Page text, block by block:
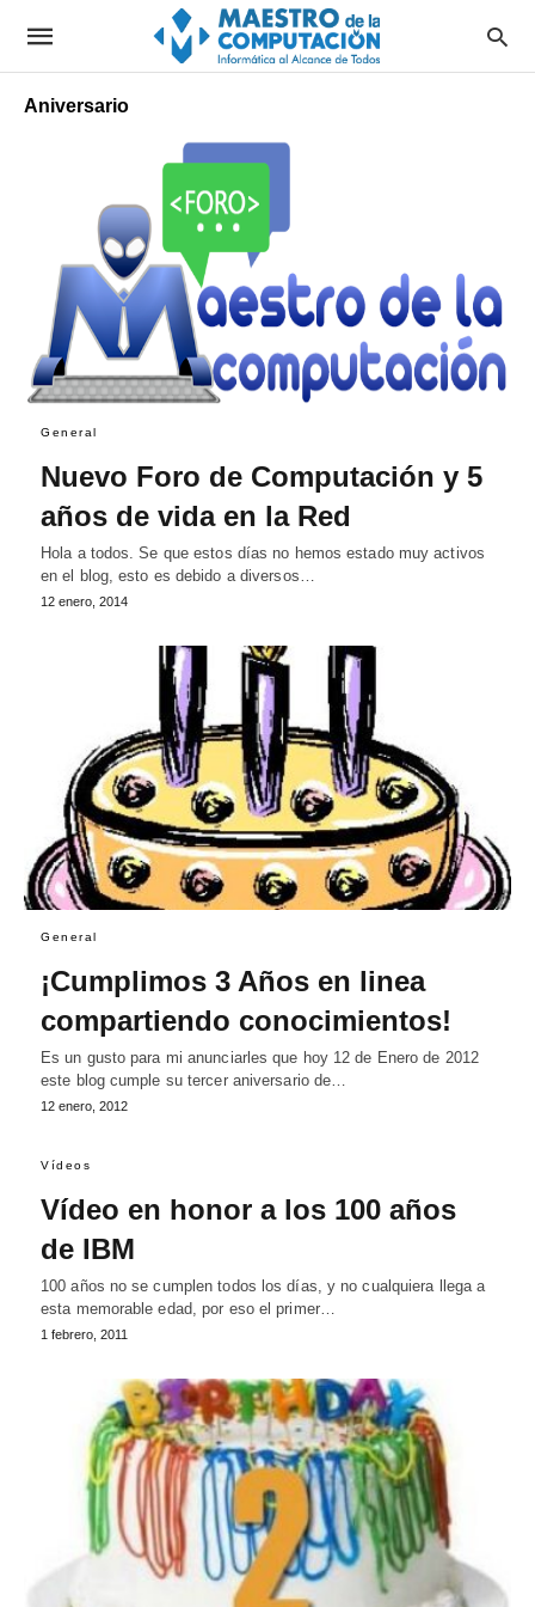
Aniversario
General
Nuevo Foro de Computación y 5
años de vida en la Red
Hola a todos. Se que estos días no hemos estado muy activos
en el blog, esto es debido a diversos…
12 enero, 2014
General
¡Cumplimos 3 Años en linea
compartiendo conocimientos!
Es un gusto para mi anunciarles que hoy 12 de Enero de 2012
este blog cumple su tercer aniversario de…
12 enero, 2012
Vídeos
Vídeo en honor a los 100 años
de IBM
100 años no se cumplen todos los días, y no cualquiera llega a
esta memorable edad, por eso el primer…
1 febrero, 2011